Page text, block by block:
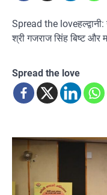
Spread the loveहल्द्वानी:
श्री गजराज सिंह बिष्ट और
Spread the love